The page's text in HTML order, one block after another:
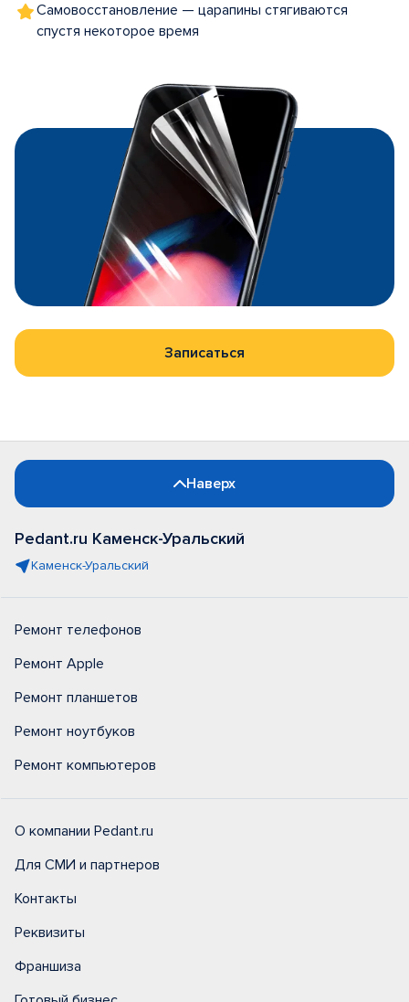
Самовосстановление — царапины стягиваются
спустя некоторое время
Записаться
Наверх
Pedant.ru Каменск-Уральский
Каменск-Уральский
Ремонт телефонов
Ремонт Apple
Ремонт планшетов
Ремонт ноутбуков
Ремонт компьютеров
О компании Pedant.ru
Для СМИ и партнеров
Контакты
Реквизиты
Франшиза